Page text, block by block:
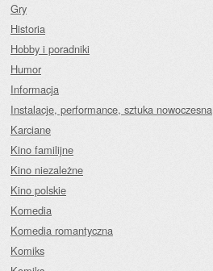
Gry
Historia
Hobby i poradniki
Humor
Informacja
Instalacje, performance, sztuka nowoczesna
Karciane
Kino familijne
Kino niezależne
Kino polskie
Komedia
Komedia romantyczna
Komiks